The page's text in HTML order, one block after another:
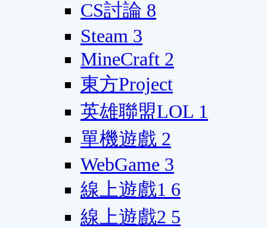
CS討論 8
Steam 3
MineCraft 2
東方Project
英雄聯盟LOL 1
單機遊戲 2
WebGame 3
線上遊戲1 6
線上遊戲2 5